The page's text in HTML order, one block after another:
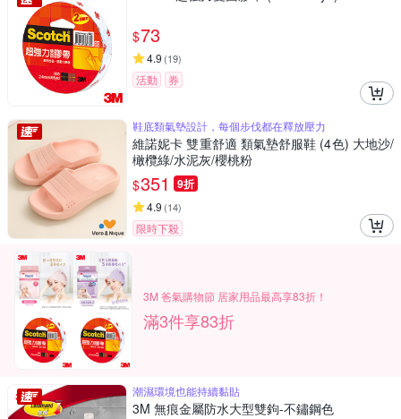
$73
4.9 (19)
活動 券
鞋底類氣墊設計，每個步伐都在釋放壓力
維諾妮卡 雙重舒適 類氣墊舒服鞋 (4色) 大地沙/
橄欖綠/水泥灰/櫻桃粉
$351 9折
4.9 (14)
限時下殺
3M 爸氣購物節 居家用品最高享83折！
滿3件享83折
潮濕環境也能持續黏貼
3M 無痕金屬防水大型雙鉤-不鏽鋼色